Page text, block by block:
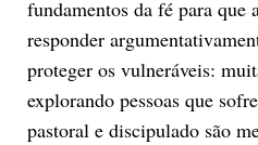
fundamentos da fé para que
responder
proteger os vulneráveis:
explorando pessoas que
pastoral e discipulado são